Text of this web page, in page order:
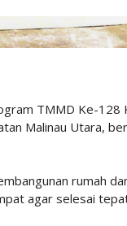
TMMD Ke-
Malinau Utara,
rumah
agar selesai